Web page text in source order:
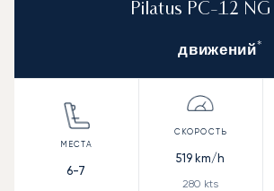
Pilatus PC-12 NG
движений *
6-7
519 km/h
280 kts